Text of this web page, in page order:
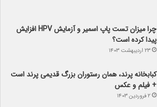
چرا میزان تست پاپ اسمیر و آزمایش HPV افزایش
پیدا کرده است؟
۲۳ اردیبهشت ۱۴۰۳
کبابخانه پرند، همان رستوران بزرگ قدیمی پرند است
+ فیلم و عکس
۲ فروردین ۱۴۰۳